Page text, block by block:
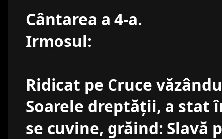
Cântarea a 4-a.
Irmosul:
Ridicat pe Cruce
Soarele dreptăţii, a stat
se cuvine, grăind: Slavă